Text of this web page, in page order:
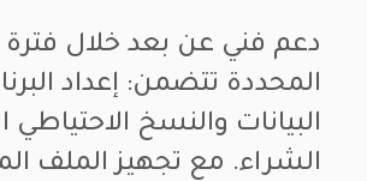
دعم فني عن بعد خلال فترة
المحددة تتضمن: إعداد
البيانات والنسخ الاحتياطي
الشراء. مع تجهيز الملف